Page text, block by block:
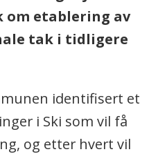
om etablering av
tak i tidligere
identifisert et
i Ski som vil få
og etter hvert vil